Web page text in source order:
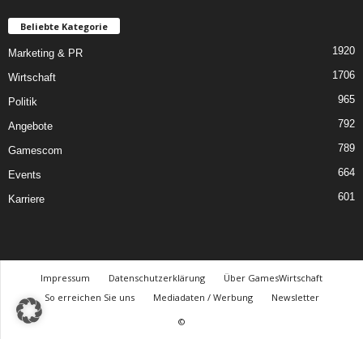
Beliebte Kategorie
Marketing & PR 1920
Wirtschaft 1706
Politik 965
Angebote 792
Gamescom 789
Events 664
Karriere 601
Impressum Datenschutzerklärung
Über GamesWirtschaft
So erreichen Sie uns
Mediadaten / Werbung
Newsletter
©